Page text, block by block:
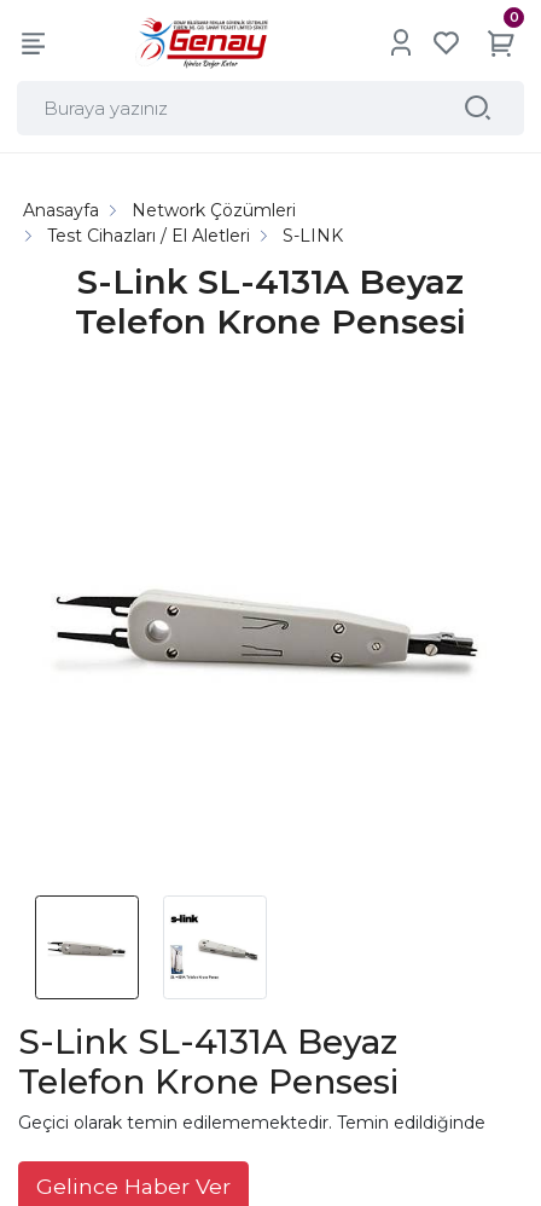
0
S-Link SL-4131A Beyaz
Telefon Krone Pensesi
Anasayfa
Network Çözümleri
Test Cihazları / El Aletleri
S-LINK
S-Link SL-4131A Beyaz
Telefon Krone Pensesi
Geçici olarak temin edilememektedir. Temin edildiğinde
Gelince Haber Ver